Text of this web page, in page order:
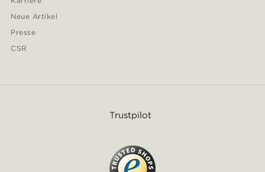
Neue Artikel
Presse
CSR
Trustpilot